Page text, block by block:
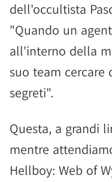
dell'occultista
"Quando un
all'interno della
suo team cercare
segreti".
Questa, a grandi
mentre
Hellboy: Web of